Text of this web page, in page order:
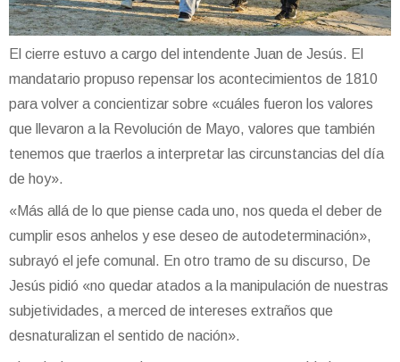
El cierre estuvo a cargo del intendente Juan de Jesús. El
mandatario propuso repensar los acontecimientos de 1810
para volver a concientizar sobre «cuáles fueron los valores
que llevaron a la Revolución de Mayo, valores que también
tenemos que traerlos a interpretar las circunstancias del día
de hoy».
«Más allá de lo que piense cada uno, nos queda el deber de
cumplir esos anhelos y ese deseo de autodeterminación»,
subrayó el jefe comunal. En otro tramo de su discurso, De
Jesús pidió «no quedar atados a la manipulación de nuestras
subjetividades, a merced de intereses extraños que
desnaturalizan el sentido de nación».